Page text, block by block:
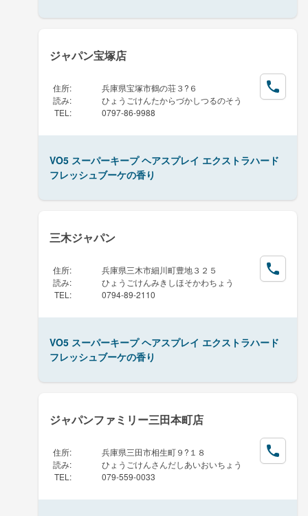
ジャパン宝塚店
住所:
兵庫県宝塚市鶴の荘３?６
読み:
ひょうごけんたからづかしつるのそう
TEL : 0797-86-9988
VO5 スーパーキープ ヘアスプレイ エクストラハード
フレッシュブーケの香り
三木ジャパン
住所:
兵庫県三木市細川町豊地３２５
読み:
ひょうごけんみきしほそかわちょう
TEL : 0794-89-2110
VO5 スーパーキープ ヘアスプレイ エクストラハード
フレッシュブーケの香り
ジャパンファミリー三田本町店
住所:
兵庫県三田市相生町９?１８
読み:
ひょうごけんさんだしあいおいちょう
TEL : 079-559-0033